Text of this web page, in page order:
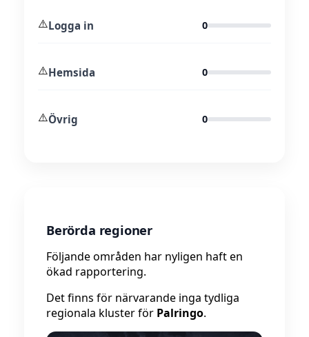
⚠️Logga in 0
⚠️Hemsida 0
⚠️Övrig 0
Berörda regioner
Följande områden har nyligen haft en
ökad rapportering.
Det finns för närvarande inga tydliga
regionala kluster för Palringo.